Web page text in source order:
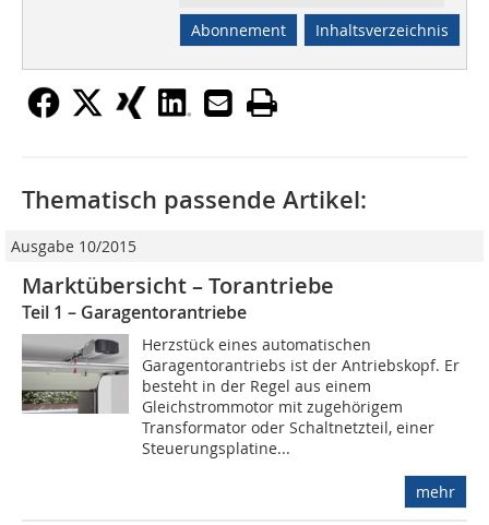
Abonnement Inhaltsverzeichnis
Thematisch passende Artikel:
Ausgabe 10/2015
Marktübersicht – Torantriebe
Teil 1 – Garagentorantriebe
Herzstück eines automatischen
Garagentorantriebs ist der Antriebskopf. Er
besteht in der Regel aus einem
Gleichstrommotor mit zugehörigem
Transformator oder Schaltnetzteil, einer
Steuerungsplatine...
mehr